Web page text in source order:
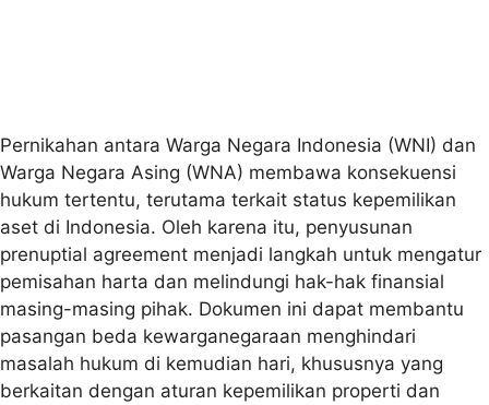
Pernikahan antara Warga Negara Indonesia (WNI) dan
Warga Negara Asing (WNA) membawa konsekuensi
hukum tertentu, terutama terkait status kepemilikan
aset di Indonesia. Oleh karena itu, penyusunan
prenuptial agreement menjadi langkah untuk mengatur
pemisahan harta dan melindungi hak-hak finansial
masing-masing pihak. Dokumen ini dapat membantu
pasangan beda kewarganegaraan menghindari
masalah hukum di kemudian hari, khususnya yang
berkaitan dengan aturan kepemilikan properti dan